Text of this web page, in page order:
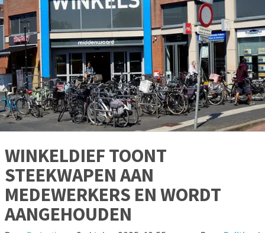
WINKELDIEF TOONT
STEEKWAPEN AAN
MEDEWERKERS EN WORDT
AANGEHOUDEN